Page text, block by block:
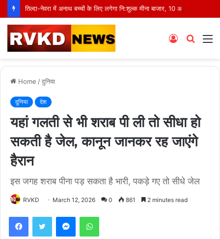
Search
Log
Home /दुनिया
दुनिया देश
यहां गलती से भी शराब पी ली तो सीधा हो
सकती है जेल, कानून जानकर रह जाएंगे
हैरान
इस जगह शराब पीना पड़ सकता है भारी, पकड़े गए तो सीधे जेल
RVKD March 12, 2026 0 861 2 minutes read
FacebookTwitter MessengerWhatsApp